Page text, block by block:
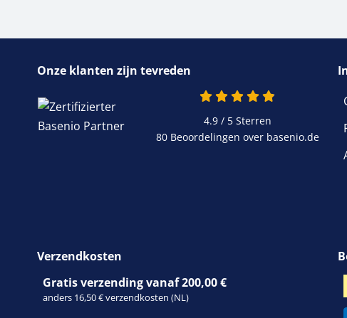
Onze klanten zijn tevreden
4.9 van 5
4.9 / 5Sterren
80 Beoordelingen over basenio.de
wordt in een
Verzendkosten
Gratis verzending vanaf 200,00 €
anders 16,50 € verzendkosten (NL)